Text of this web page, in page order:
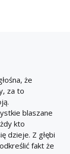
że
za to
blaszane
kto
dzieje. Z głębi
fakt że